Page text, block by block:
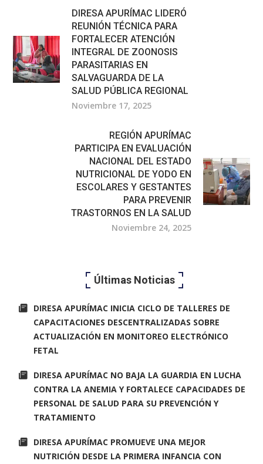
DIRESA APURÍMAC LIDERÓ
REUNIÓN TÉCNICA PARA
FORTALECER ATENCIÓN
INTEGRAL DE ZOONOSIS
PARASITARIAS EN
SALVAGUARDA DE LA
SALUD PÚBLICA REGIONAL
Noviembre 17, 2025
REGIÓN APURÍMAC
PARTICIPA EN EVALUACIÓN
NACIONAL DEL ESTADO
NUTRICIONAL DE YODO EN
ESCOLARES Y GESTANTES
PARA PREVENIR
TRASTORNOS EN LA SALUD
Noviembre 24, 2025
Últimas Noticias
DIRESA APURÍMAC INICIA CICLO DE TALLERES DE
CAPACITACIONES DESCENTRALIZADAS SOBRE
ACTUALIZACIÓN EN MONITOREO ELECTRÓNICO
FETAL
DIRESA APURÍMAC NO BAJA LA GUARDIA EN LUCHA
CONTRA LA ANEMIA Y FORTALECE CAPACIDADES DE
PERSONAL DE SALUD PARA SU PREVENCIÓN Y
TRATAMIENTO
DIRESA APURÍMAC PROMUEVE UNA MEJOR
NUTRICIÓN DESDE LA PRIMERA INFANCIA CON